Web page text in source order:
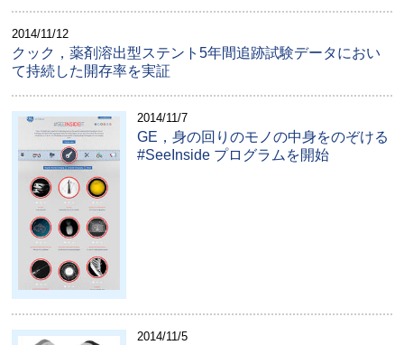
2014/11/12
クック，薬剤溶出型ステント5年間追跡試験データにおい
て持続した開存率を実証
2014/11/7
GE，身の回りのモノの中身をのぞける
#SeeInside プログラムを開始
2014/11/5